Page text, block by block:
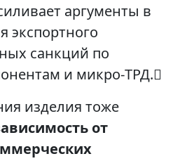
аргументы в
экспортного
санкций по
и микро‑ТРД.
изделия тоже
от